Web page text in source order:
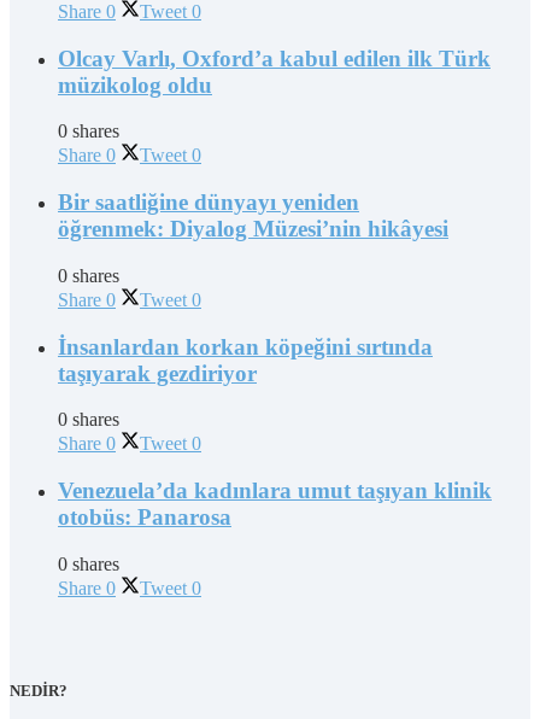
Share 0 Tweet 0
Olcay Varlı, Oxford’a kabul edilen ilk Türk
müzikolog oldu
0 shares
Share 0 Tweet 0
Bir saatliğine dünyayı yeniden
öğrenmek: Diyalog Müzesi’nin hikâyesi
0 shares
Share 0 Tweet 0
İnsanlardan korkan köpeğini sırtında
taşıyarak gezdiriyor
0 shares
Share 0 Tweet 0
Venezuela’da kadınlara umut taşıyan klinik
otobüs: Panarosa
0 shares
Share 0 Tweet 0
NEDİR?